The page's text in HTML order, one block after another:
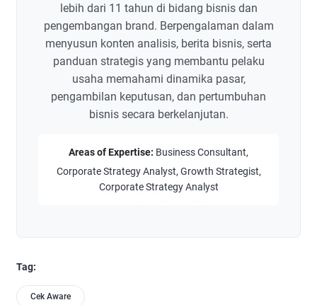
lebih dari 11 tahun di bidang bisnis dan
pengembangan brand. Berpengalaman dalam
menyusun konten analisis, berita bisnis, serta
panduan strategis yang membantu pelaku
usaha memahami dinamika pasar,
pengambilan keputusan, dan pertumbuhan
bisnis secara berkelanjutan.
Areas of Expertise: Business Consultant,
Corporate Strategy Analyst, Growth Strategist,
Corporate Strategy Analyst
Tag:
Cek Aware